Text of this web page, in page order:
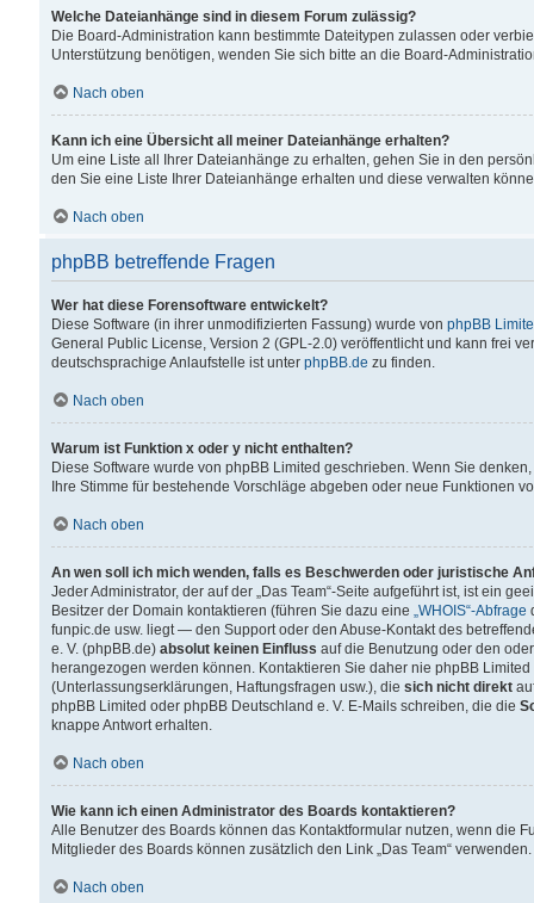
Welche Dateianhänge sind in diesem Forum zulässig?
Die Board-Administration kann bestimmte Dateitypen zulassen oder
Unterstützung benötigen, wenden Sie sich bitte an die Board-
Nach oben
Kann ich eine Übersicht all meiner Dateianhänge erhalten?
Um eine Liste all Ihrer Dateianhänge zu erhalten, gehen Sie in den
den Sie eine Liste Ihrer Dateianhänge erhalten und diese verwalten
Nach oben
phpBB betreffende Fragen
Wer hat diese Forensoftware entwickelt?
Diese Software (in ihrer unmodifizierten Fassung) wurde von phpBB
General Public License, Version 2 (GPL-2.0) veröffentlicht und kann frei
deutschsprachige Anlaufstelle ist unter phpBB.de zu finden.
Nach oben
Warum ist Funktion x oder y nicht enthalten?
Diese Software wurde von phpBB Limited geschrieben. Wenn Sie
Ihre Stimme für bestehende Vorschläge abgeben oder neue Funktionen
Nach oben
An wen soll ich mich wenden, falls es Beschwerden oder juristische
Jeder Administrator, der auf der „Das Team“-Seite aufgeführt ist, ist ein
Besitzer der Domain kontaktieren (führen Sie dazu eine „WHOIS“-Abfrage
funpic.de usw. liegt — den Support oder den Abuse-Kontakt des
e. V. (phpBB.de) absolut keinen Einfluss auf die Benutzung oder den
herangezogen werden können. Kontaktieren Sie daher nie phpBB
(Unterlassungserklärungen, Haftungsfragen usw.), die sich nicht direkt
phpBB Limited oder phpBB Deutschland e. V. E-Mails schreiben, die die
knappe Antwort erhalten.
Nach oben
Wie kann ich einen Administrator des Boards kontaktieren?
Alle Benutzer des Boards können das Kontaktformular nutzen, wenn die
Mitglieder des Boards können zusätzlich den Link „Das Team“ verwenden.
Nach oben